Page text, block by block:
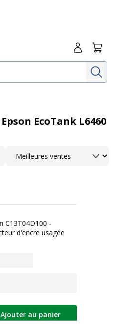
Me
EcoTank L6460
Trier
C13T04D100 -
d'encre usagée
Ajouter au panier